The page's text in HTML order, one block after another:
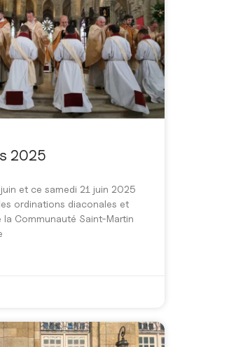
2025
et ce samedi 21 juin 2025
ordinations diaconales et
Communauté Saint-Martin